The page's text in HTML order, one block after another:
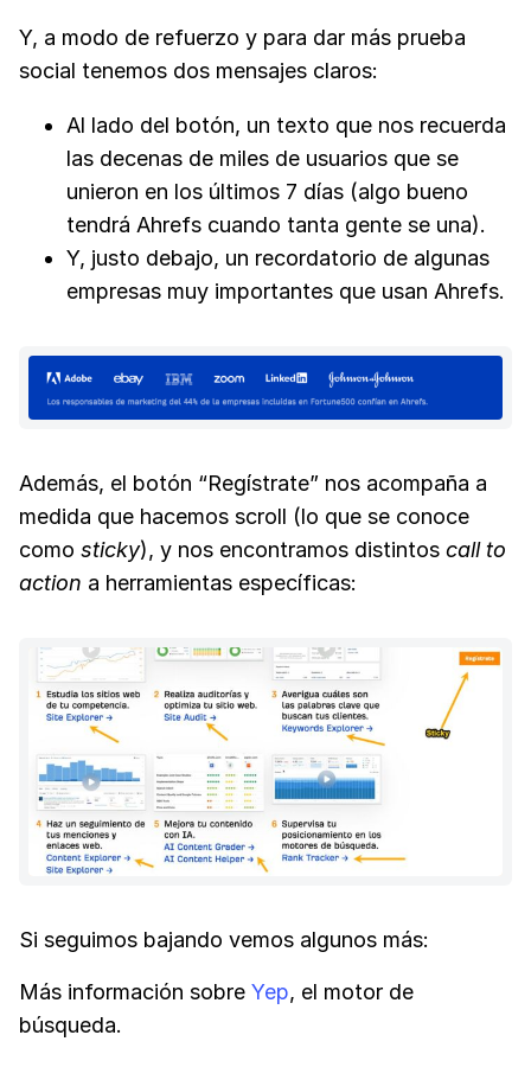
Y, a modo de refuerzo y para dar más prueba
social tenemos dos mensajes claros:
Al lado del botón, un texto que nos recuerda
las decenas de miles de usuarios que se
unieron en los últimos 7 días (algo bueno
tendrá Ahrefs cuando tanta gente se una).
Y, justo debajo, un recordatorio de algunas
empresas muy importantes que usan Ahrefs.
Además, el botón “Regístrate” nos acompaña a
medida que hacemos scroll (lo que se conoce
como sticky), y nos encontramos distintos call to
action a herramientas específicas:
Si seguimos bajando vemos algunos más:
Más información sobre Yep, el motor de
búsqueda.